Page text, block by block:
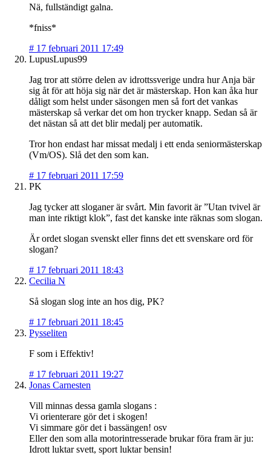
Nä, fullständigt galna.
*fniss*
# 17 februari 2011 17:49
LupusLupus99
Jag tror att större delen av idrottssverige undra hur Anja bär
sig åt för att höja sig när det är mästerskap. Hon kan åka hur
dåligt som helst under säsongen men så fort det vankas
mästerskap så verkar det om hon trycker knapp. Sedan så är
det nästan så att det blir medalj per automatik.
Tror hon endast har missat medalj i ett enda seniormästerskap
(Vm/OS). Slå det den som kan.
# 17 februari 2011 17:59
PK
Jag tycker att sloganer är svårt. Min favorit är ”Utan tvivel är
man inte riktigt klok”, fast det kanske inte räknas som slogan.
Är ordet slogan svenskt eller finns det ett svenskare ord för
slogan?
# 17 februari 2011 18:43
Cecilia N
Så slogan slog inte an hos dig, PK?
# 17 februari 2011 18:45
Pysseliten
F som i Effektiv!
# 17 februari 2011 19:27
Jonas Carnesten
Vill minnas dessa gamla slogans :
Vi orienterare gör det i skogen!
Vi simmare gör det i bassängen! osv
Eller den som alla motorintresserade brukar föra fram är ju:
Idrott luktar svett, sport luktar bensin!